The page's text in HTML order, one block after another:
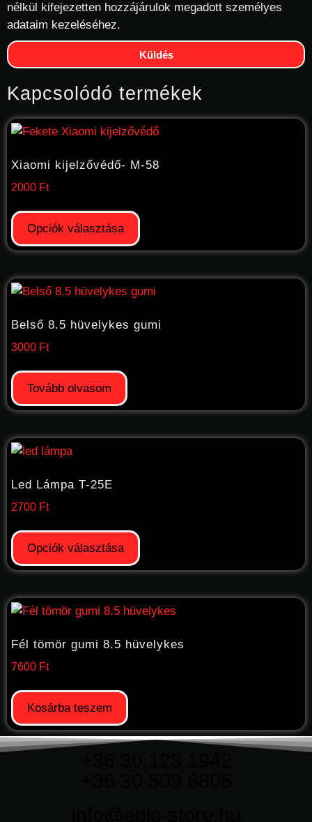
nélkül kifejezetten hozzájárulok megadott személyes
adataim kezeléséhez.
Küldés
Kapcsolódó termékek
Xiaomi kijelzővédő- M-58
2000 Ft
Opciók választása
Belső 8.5 hüvelykes gumi
3000 Ft
Tovább olvasom
Led Lámpa T-25E
2700 Ft
Opciók választása
Fél tömör gumi 8.5 hüvelykes
7600 Ft
Kosárba teszem